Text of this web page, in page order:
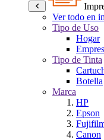
Ver todo en
Tipo de Uso
Hogar
Tipo de Tinta
Botella
Marca
HP
Epson
Canon